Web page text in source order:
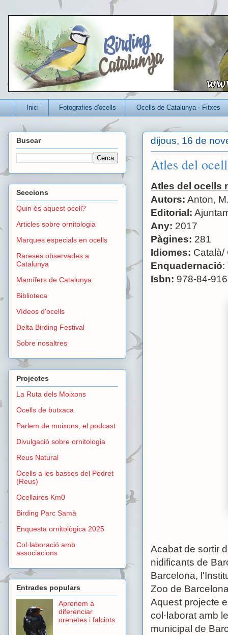
Un blog per conèixer millor els ocells que viuen a Catalunya
Inici Fotografies d'ocells Ocells de Catalunya - Fitxes
dijous, 16 de
Atles del
Atles del ocells
Autors: Anton,
Editorial:
Any: 2017
Pàgines: 281
Idiomes: Català/
Enquadernació:
Isbn: 978-84-
Acabat de sortir
nidificants de
Barcelona,
Zoo de
Aquest projecte
col·laborat amb
municipal de
Buscar
Seccions
Quin és aquest ocell?
Articles sobre ornitologia
Marques especials en ocells
Rareses observades a
Catalunya
Mamífers de Catalunya
Biblioteca
Vídeos d'ocells
Delta Birding Festival
Sobre nosaltres
Projectes
La Ruta dels Moixons
Ocells de butxaca
Parlem de moixons, el podcast
Divulgació sobre ornitologia
Reus Natural
Ocells a les basses del Pedret
(Reus)
Ocellaires Km0
Birding Parc Samà
Enquesta ornitològica 2025
Col·laboració amb
associacions
Entrades populars
Aprenem a
diferenciar
orenetes i falciots